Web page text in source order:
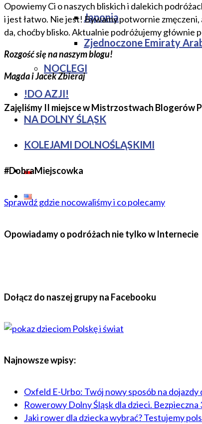
Japonia
Zjednoczone Emiraty
NOCLEGI
!DO AZJI!
NA DOLNY ŚLĄSK
KOLEJAMI DOLNOŚLĄSKIMI
Opowiemy Ci o naszych bliskich i dalekich
i jest łatwo. Nie jest! Bywamy potwornie
da, choćby blisko. Aktualnie podróżujemy głównie
Rozgość się na naszym blogu!
Magda i Jacek Zbieraj
Zajęliśmy II miejsce w Mistrzostwach Blogerów
#DobraMiejscowka
Sprawdź gdzie nocowaliśmy i co polecamy
Opowiadamy o podróżach nie tylko w Internecie
Dołącz do naszej grupy na Facebooku
Najnowsze wpisy:
Oxfeld E-Urbo: Twój nowy sposób na
Rowerowy Dolny Śląsk dla dzieci.
Jaki rower dla dziecka wybrać? Testujemy